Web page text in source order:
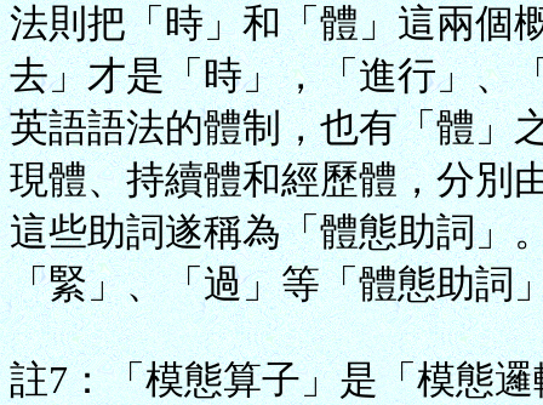
法則把「時」和「體」這兩個
去」才是「時」，「進行」、
英語語法的體制，也有「體」
現體、持續體和經歷體，分別
這些助詞遂稱為「體態助詞」
「緊」、「過」等「體態助詞
註7：「模態算子」是「模態